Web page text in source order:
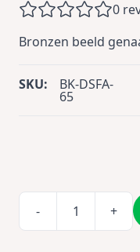
0
Bronzen beeld
SKU: BK-DSFA-
65
- +